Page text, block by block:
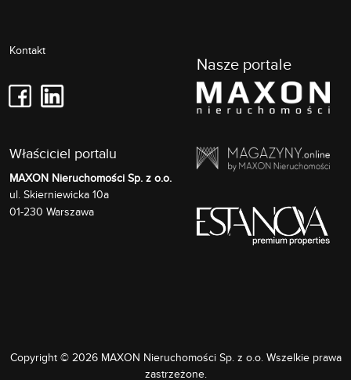
Kontakt
Właściciel portalu
MAXON Nieruchomości Sp. z o.o.
ul. Skierniewicka 10a
01-230 Warszawa
Nasze portale
Copyright © 2026 MAXON Nieruchomości Sp. z o.o. Wszelkie prawa
zastrzeżone.